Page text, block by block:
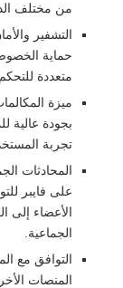
من مختلف
التشفير
حماية
متعددة
ميزة
بجودة عالية
تجربة
المحادثات
على فايبر
الأعضاء إلى
الجماعية.
التوافق مع
المنصات